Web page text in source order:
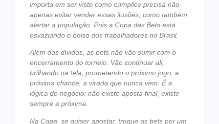
importa em ser visto como cúmplice precisa não
apenas evitar vender essas ilusões, como também
alertar a população. Pois a Copa das Bets está
esvaziando o bolso dos trabalhadores no Brasil.
Além das dívidas, as bets não vão sumir com o
encerramento do torneio. Vão continuar ali,
brilhando na tela, prometendo o próximo jogo, a
próxima chance, a virada que nunca vem. É a
lógica do negócio: não existe aposta final, existe
sempre a próxima.
Na Copa, se quiser apostar, troque as bets por um